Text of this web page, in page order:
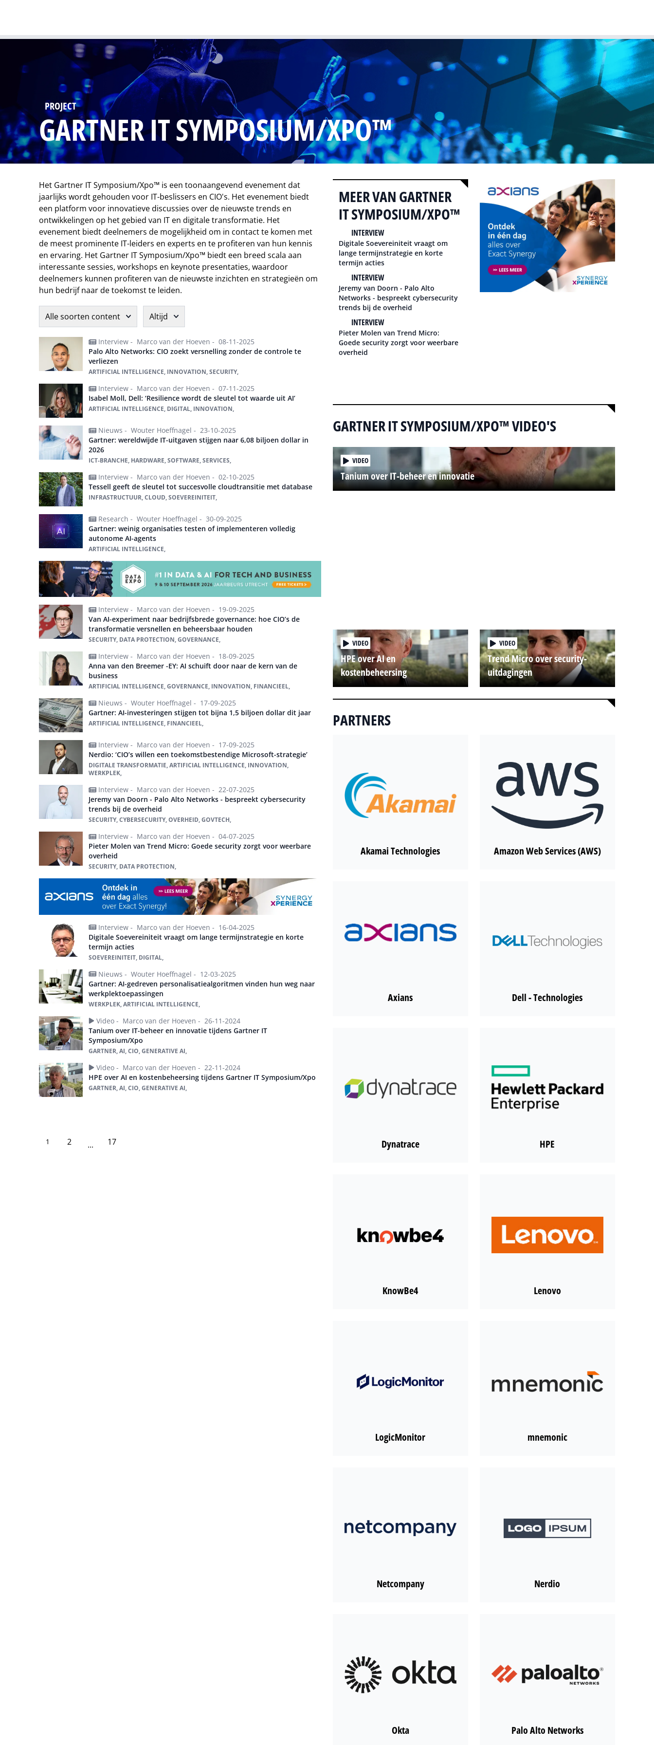
PROJECT
GARTNER IT SYMPOSIUM/XPO™
Het Gartner IT Symposium/Xpo™ is een toonaangevend evenement dat
jaarlijks wordt gehouden voor IT-beslissers en CIO's. Het evenement biedt
een platform voor innovatieve discussies over de nieuwste trends en
ontwikkelingen op het gebied van IT en digitale transformatie. Het
evenement biedt deelnemers de mogelijkheid om in contact te komen met
de meest prominente IT-leiders en experts en te profiteren van hun kennis
en ervaring. Het Gartner IT Symposium/Xpo™ biedt een breed scala aan
interessante sessies, workshops en keynote presentaties, waardoor
deelnemers kunnen profiteren van de nieuwste inzichten en strategieën om
hun bedrijf naar de toekomst te leiden.
Alle soorten content Altijd
Interview - Marco van der Hoeven - 08-11-2025
Palo Alto Networks: CIO zoekt versnelling zonder de controle te
verliezen
ARTIFICIAL INTELLIGENCE, INNOVATION, SECURITY,
Interview - Marco van der Hoeven - 07-11-2025
Isabel Moll, Dell: ‘Resilience wordt de sleutel tot waarde uit AI’
ARTIFICIAL INTELLIGENCE, DIGITAL, INNOVATION,
Nieuws - Wouter Hoeffnagel - 23-10-2025
Gartner: wereldwijde IT-uitgaven stijgen naar 6,08 biljoen dollar in
2026
ICT-BRANCHE, HARDWARE, SOFTWARE, SERVICES,
Interview - Marco van der Hoeven - 02-10-2025
Tessell geeft de sleutel tot succesvolle cloudtransitie met database
INFRASTRUCTUUR, CLOUD, SOEVEREINITEIT,
Research - Wouter Hoeffnagel - 30-09-2025
Gartner: weinig organisaties testen of implementeren volledig
autonome AI-agents
ARTIFICIAL INTELLIGENCE,
Interview - Marco van der Hoeven - 19-09-2025
Van AI-experiment naar bedrijfsbrede governance: hoe CIO’s de
transformatie versnellen en beheersbaar houden
SECURITY, DATA PROTECTION, GOVERNANCE,
Interview - Marco van der Hoeven - 18-09-2025
Anna van den Breemer -EY: AI schuift door naar de kern van de
business
ARTIFICIAL INTELLIGENCE, GOVERNANCE, INNOVATION, FINANCIEEL,
Nieuws - Wouter Hoeffnagel - 17-09-2025
Gartner: AI-investeringen stijgen tot bijna 1,5 biljoen dollar dit jaar
ARTIFICIAL INTELLIGENCE, FINANCIEEL,
Interview - Marco van der Hoeven - 17-09-2025
Nerdio: ‘CIO’s willen een toekomstbestendige Microsoft-strategie’
DIGITALE TRANSFORMATIE, ARTIFICIAL INTELLIGENCE, INNOVATION,
WERKPLEK,
Interview - Marco van der Hoeven - 22-07-2025
Jeremy van Doorn - Palo Alto Networks - bespreekt cybersecurity
trends bij de overheid
SECURITY, CYBERSECURITY, OVERHEID, GOVTECH,
Interview - Marco van der Hoeven - 04-07-2025
Pieter Molen van Trend Micro: Goede security zorgt voor weerbare
overheid
SECURITY, DATA PROTECTION,
Interview - Marco van der Hoeven - 16-04-2025
Digitale Soevereiniteit vraagt om lange termijnstrategie en korte
termijn acties
SOEVEREINITEIT, DIGITAL,
Nieuws - Wouter Hoeffnagel - 12-03-2025
Gartner: AI-gedreven personalisatiealgoritmen vinden hun weg naar
werkplektoepassingen
WERKPLEK, ARTIFICIAL INTELLIGENCE,
Video - Marco van der Hoeven - 26-11-2024
Tanium over IT-beheer en innovatie tijdens Gartner IT
Symposium/Xpo
GARTNER, AI, CIO, GENERATIVE AI,
Video - Marco van der Hoeven - 22-11-2024
HPE over AI en kostenbeheersing tijdens Gartner IT Symposium/Xpo
GARTNER, AI, CIO, GENERATIVE AI,
1 2 ... 17
MEER VAN GARTNER
IT SYMPOSIUM/XPO™
INTERVIEW
Digitale Soevereiniteit vraagt om
lange termijnstrategie en korte
termijn acties
INTERVIEW
Jeremy van Doorn - Palo Alto
Networks - bespreekt cybersecurity
trends bij de overheid
INTERVIEW
Pieter Molen van Trend Micro:
Goede security zorgt voor weerbare
overheid
GARTNER IT SYMPOSIUM/XPO™ VIDEO'S
VIDEO
Tanium over IT-beheer en innovatie
VIDEO
HPE over AI en
kostenbeheersing
VIDEO
Trend Micro over security-
uitdagingen
PARTNERS
Akamai Technologies Amazon Web Services (AWS)
Axians Dell - Technologies
Dynatrace HPE
KnowBe4 Lenovo
LogicMonitor mnemonic
Netcompany Nerdio
Okta Palo Alto Networks